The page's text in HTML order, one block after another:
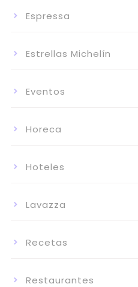
Espressa
Estrellas Michelín
Eventos
Horeca
Hoteles
Lavazza
Recetas
Restaurantes